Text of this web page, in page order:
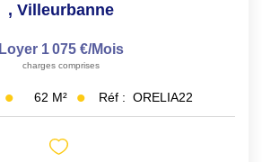
, Villeurbanne
Loyer 1 075 €/mois
charges comprises
62 M² Réf : ORELIA22